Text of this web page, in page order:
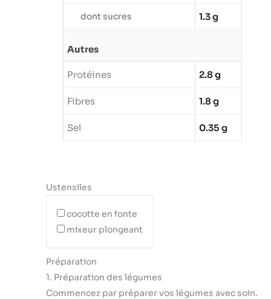
dont sucres 1.3 g
Autres
Protéines 2.8 g
Fibres 1.8 g
Sel 0.35 g
Ustensiles
cocotte en fonte
mixeur plongeant
Préparation
1. Préparation des légumes
Commencez par préparer vos légumes avec soin.